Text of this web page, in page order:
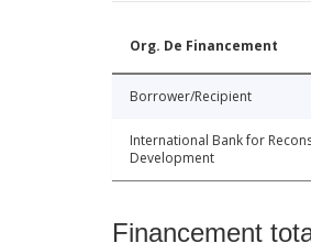
Org. De Financement
Borrower/Recipient
International Bank for
Development
Financement